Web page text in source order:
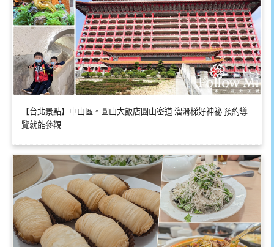
【台北景點】中山區。圓山大飯店圓山密道 溜滑梯好神祕 預約導
覽就能參觀